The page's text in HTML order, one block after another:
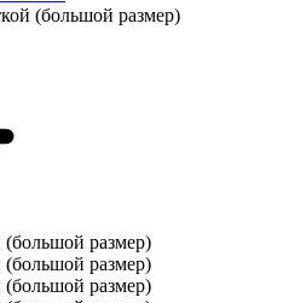
(большой размер)